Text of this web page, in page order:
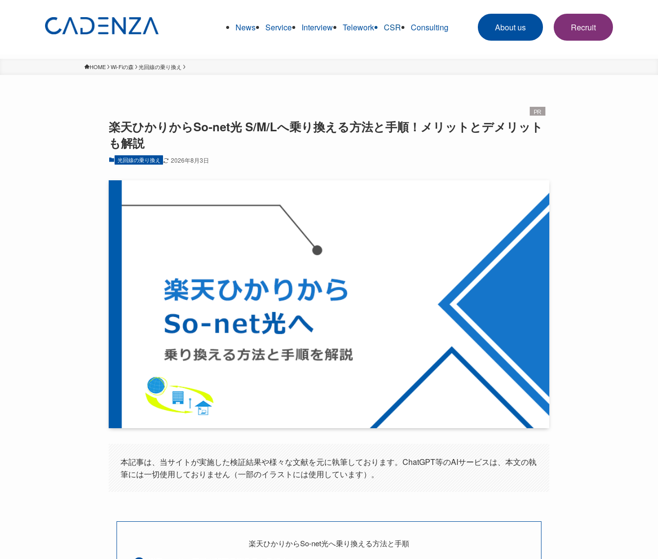
News Service Interview Telework CSR Consulting About us Recruit
HOME Wi-Fiの森 光回線の乗り換え
楽天ひかりからSo-net光 S/M/Lへ乗り換える方法と手順！メリットとデメリット
も解説
光回線の乗り換え 2026年8月3日
本記事は、当サイトが実施した検証結果や様々な文献を元に執筆しております。ChatGPT等のAIサービスは、本文の執
筆には一切使用しておりません（一部のイラストには使用しています）。
楽天ひかりからSo-net光へ乗り換える方法と手順